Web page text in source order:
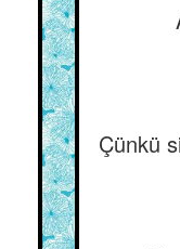
Çünkü